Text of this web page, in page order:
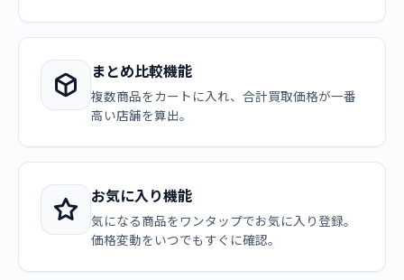
まとめ比較機能
複数商品をカートに入れ、合計買取価格が一番
高い店舗を算出。
お気に入り機能
気になる商品をワンタップでお気に入り登録。
価格変動をいつでもすぐに確認。